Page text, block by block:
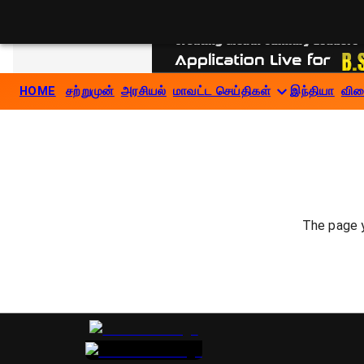
HOME சற்றுமுன் அரசியல் மாவட்ட செய்திகள் இந்தியா
The page